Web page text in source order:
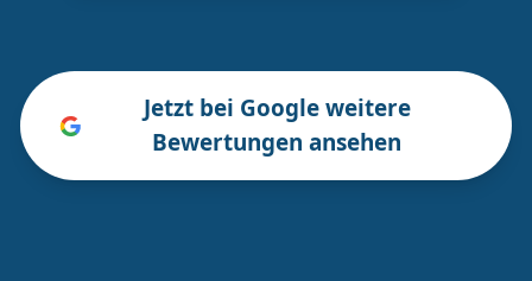
Jetzt bei Google weitere
Bewertungen ansehen